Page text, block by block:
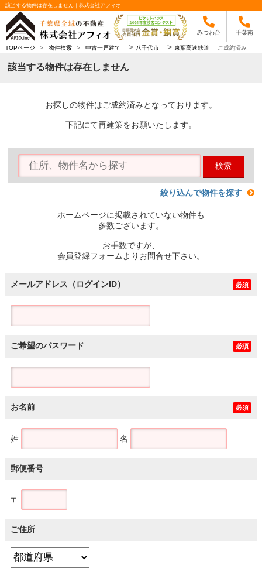
該当する物件は存在しません｜株式会社アフィオ
みつわ台 千葉南
TOPページ > 物件検索 > 中古一戸建て > 八千代市 > 東葉高速鉄道 ご成約済み
該当する物件は存在しません
お探しの物件はご成約済みとなっております。
下記にて再建策をお願いたします。
検索
絞り込んで物件を探す
ホームページに掲載されていない物件も
多数ございます。
お手数ですが、
会員登録フォームよりお問合せ下さい。
メールアドレス（ログインID） 必須
ご希望のパスワード 必須
お名前 必須
姓 名
郵便番号
〒
ご住所